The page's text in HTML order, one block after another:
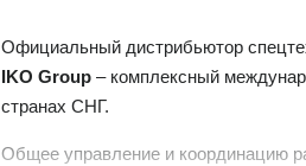
Официальный дистрибьютор
IKO Group– комплексный
странах СНГ.
Общее управление и координацию